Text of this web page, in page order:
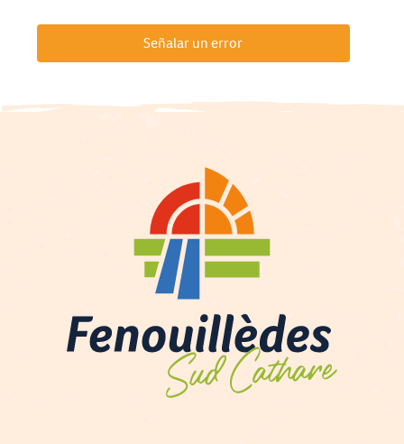
Señalar un error